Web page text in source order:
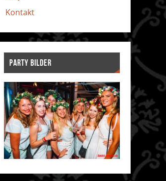
Kontakt
PARTY BILDER